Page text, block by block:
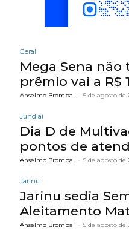
Geral
Mega Sena
prêmio vai a R$
Anselmo Brombal - 5 de agosto de
Jundiaí
Dia D de
pontos de
Anselmo Brombal - 5 de agosto de
Jarinu
Jarinu sedia
Aleitamento
Anselmo Brombal - 5 de agosto de